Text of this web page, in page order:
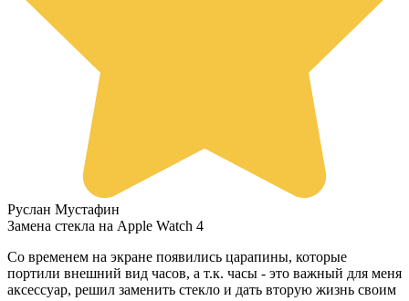
Руслан Мустафин
Замена стекла на Apple Watch 4
Со временем на экране появились царапины, которые
портили внешний вид часов, а т.к. часы - это важный для меня
аксессуар, решил заменить стекло и дать вторую жизнь своим